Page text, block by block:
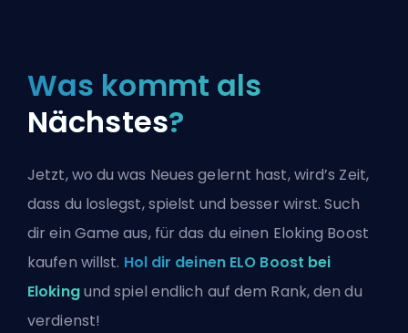
Was kommt als
Nächstes?
Jetzt, wo du was Neues gelernt hast, wird’s Zeit,
dass du loslegst, spielst und besser wirst. Such
dir ein Game aus, für das du einen Eloking Boost
kaufen willst. Hol dir deinen ELO Boost bei
Elokingund spiel endlich auf dem Rank, den du
verdienst!